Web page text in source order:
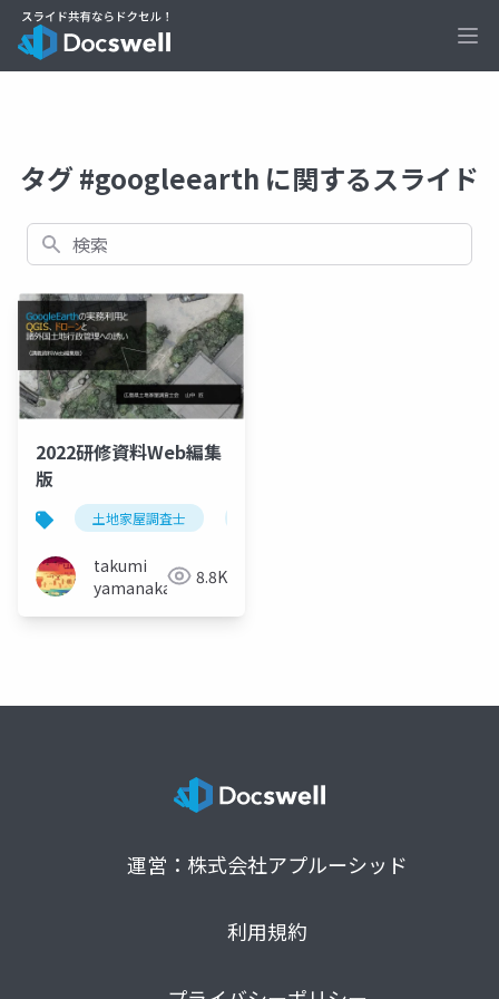
タグ #googleearth に関するスライド
検索
2022研修資料Web編集
版
土地家屋調査士
takumi
yamanaka
8.8K
運営：株式会社アプルーシッド
利用規約